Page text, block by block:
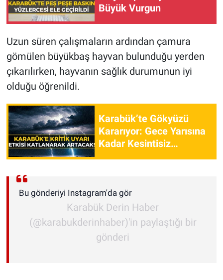
Büyük Vurgun
Uzun süren çalışmaların ardından çamura
gömülen büyükbaş hayvan bulunduğu yerden
çıkarılırken, hayvanın sağlık durumunun iyi
olduğu öğrenildi.
Karabük’te Gökyüzü
Kararıyor: Gece Yarısına
Kadar Kesintisiz
Bu gönderiyi Instagram'da gör
Karabük Derin Haber
(@karabukderinhaber)'in paylaştığı bir
gönderi